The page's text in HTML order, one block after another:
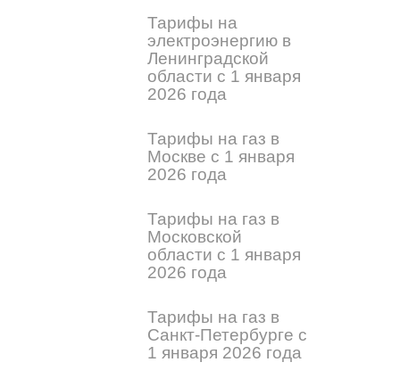
Тарифы на
электроэнергию в
Ленинградской
области с 1 января
2026 года
Тарифы на газ в
Москве с 1 января
2026 года
Тарифы на газ в
Московской
области с 1 января
2026 года
Тарифы на газ в
Санкт-Петербурге с
1 января 2026 года